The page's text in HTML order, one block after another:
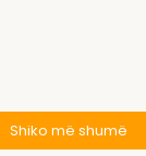
Shiko më shumë